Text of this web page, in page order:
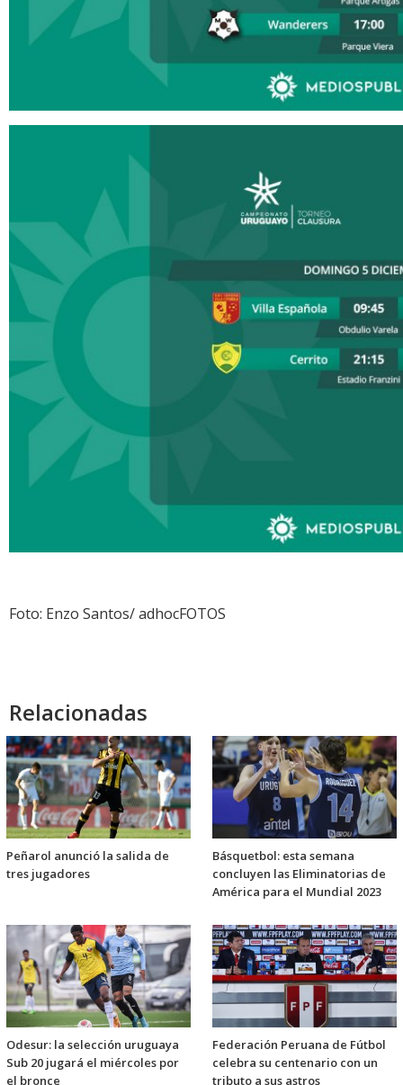
Foto: Enzo Santos/ adhocFOTOS
Relacionadas
Peñarol anunció la salida de
tres jugadores
Básquetbol: esta semana
concluyen las Eliminatorias de
América para el Mundial 2023
Odesur: la selección uruguaya
Sub 20 jugará el miércoles por
el bronce
Federación Peruana de Fútbol
celebra su centenario con un
tributo a sus astros